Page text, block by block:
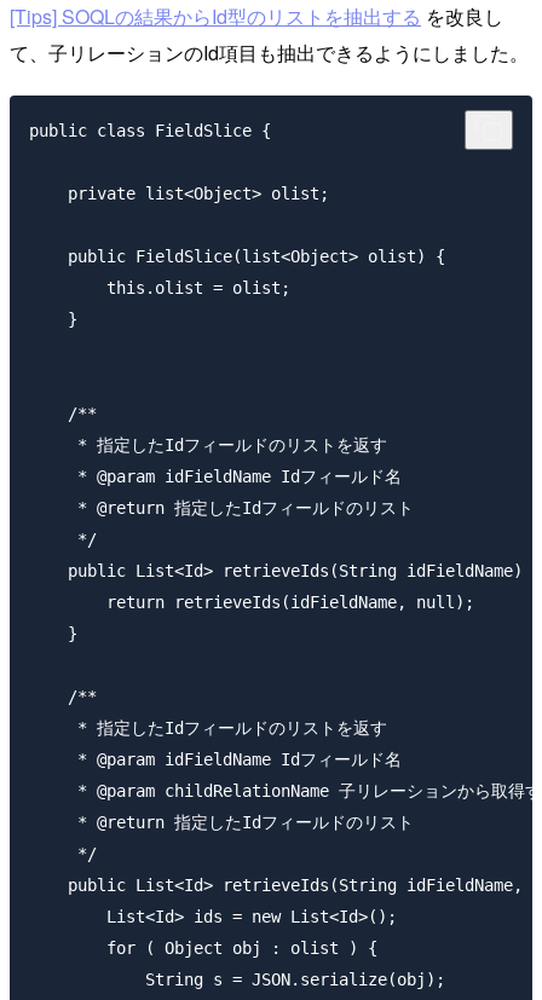
[Tips] SOQLの結果からId型のリストを抽出する を改良し
て、子リレーションのId項目も抽出できるようにしました。
public class FieldSlice {
    private list<Object> olist;
    public FieldSlice(list<Object> olist) {
        this.olist = olist;
    }
    /**
     * 指定したIdフィールドのリストを返す
     * @param idFieldName Idフィールド名
     * @return 指定したIdフィールドのリスト
     */
    public List<Id> retrieveIds(String idFieldName) {
        return retrieveIds(idFieldName, null);
    }
    /**
     * 指定したIdフィールドのリストを返す
     * @param idFieldName Idフィールド名
* @param childRelationName 子リレーションから取得す
     * @return 指定したIdフィールドのリスト
     */
public List<Id> retrieveIds(String idFieldName,
        List<Id> ids = new List<Id>();
        for ( Object obj : olist ) {
            String s = JSON.serialize(obj);